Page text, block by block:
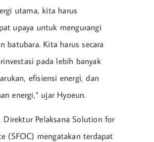
utama, kita harus
upaya untuk mengurangi
batubara. Kita harus secara
pada lebih banyak
efisiensi energi, dan
energi,” ujar Hyoeun.
Direktur Pelaksana Solution for
(SFOC) mengatakan terdapat